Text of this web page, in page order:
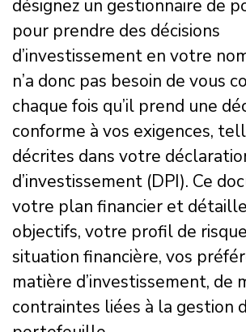
désignez un gestionnaire de
pour prendre des décisions
d’investissement en votre
n’a donc pas besoin de vous
chaque fois qu’il prend une
conforme à vos exigences,
décrites dans votre
d’investissement (DPI). Ce
votre plan financier et
objectifs, votre profil de
situation financière, vos
matière d’investissement, de
contraintes liées à la gestion